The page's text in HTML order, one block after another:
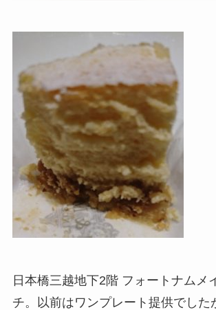
日本橋三越地下2階 フォートナムメ
チ。以前はワンプレート提供でした